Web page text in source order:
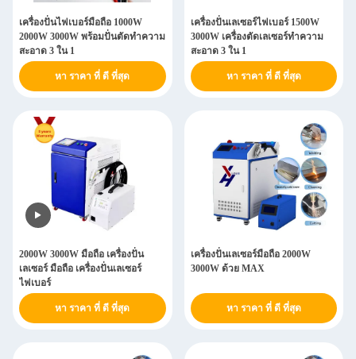
เครื่องปั่นไฟเบอร์มือถือ 1000W
2000W 3000W พร้อมปั่นตัดทําความ
สะอาด 3 ใน 1
หา ราคา ที่ ดี ที่สุด
เครื่องปั่นเลเซอร์ไฟเบอร์ 1500W
3000W เครื่องตัดเลเซอร์ทําความ
สะอาด 3 ใน 1
หา ราคา ที่ ดี ที่สุด
2000W 3000W มือถือ เครื่องปั่น
เลเซอร์ มือถือ เครื่องปั่นเลเซอร์
ไฟเบอร์
หา ราคา ที่ ดี ที่สุด
เครื่องปั่นเลเซอร์มือถือ 2000W
3000W ด้วย MAX
หา ราคา ที่ ดี ที่สุด